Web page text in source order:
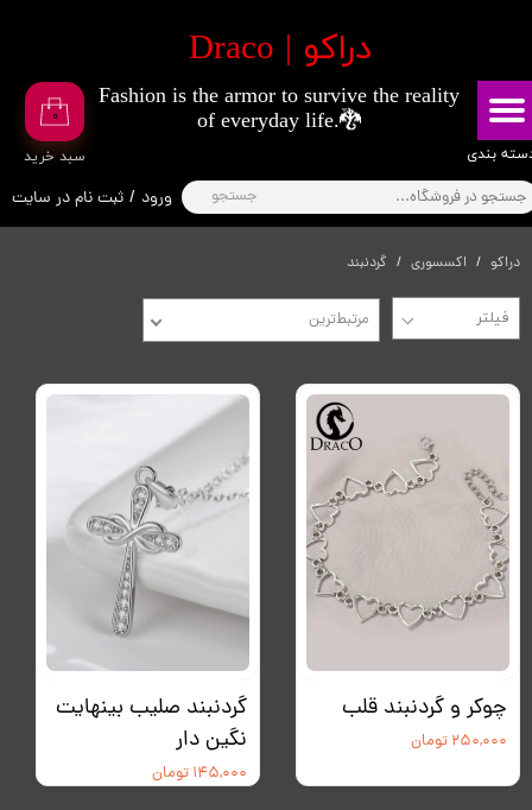
​دراکو | Draco
۰
جستجو ورود / ثبت نام در سایت
تغییر گذر واژه
سفارشات
خروج از حساب کاربری
​سبد خرید
Fashion is the armor to survive the reality
of everyday life.🐉
بندی
دراکو اکسسوری گردنبند
مرتبط‌ترین
چوکر و گردنبند قلب
۲۵۰,۰۰۰ تومان
گردنبند صلیب بینهایت
نگین دار
۱۴۵,۰۰۰ تومان